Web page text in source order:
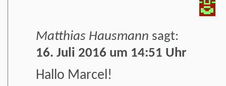
Matthias Hausmann sagt:
16. Juli 2016 um 14:51 Uhr
Hallo Marcel!